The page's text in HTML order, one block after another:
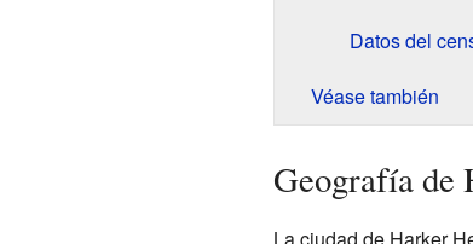
Datos del
Véase también
Geografía de